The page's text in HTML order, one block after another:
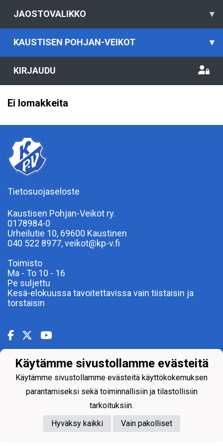
JAOSTOVALIKKO ▾
KAUSTISEN POHJAN-VEIKOT ▾
KIRJAUDU
Ei lomakkeita
Tietosuojaseloste
Kaustisen Pohjan-Veikot ry.
0178984-0
Urheilutie 10, 69600 Kaustinen
040 522 8977, veikot@kp-v.fi
Toimisto
Ma - To 10 - 16
Pe suljettu
Kesä-elokuussa tavoitettavissa vain tiistaisin ja
torstaisin
Powered by
Käytämme sivustollamme evästeitä
Käytämme sivustollamme evästeitä käyttökokemuksen
parantamiseksi sekä toiminnallisiin ja tilastollisiin
tarkoituksiin.
Hyväksy kaikki
Vain pakolliset